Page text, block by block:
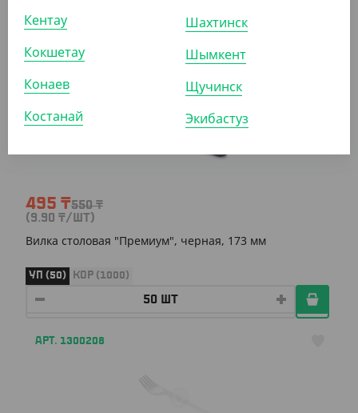
495 ₸550₸
(9.90 ₸/ШТ)
Вилка столовая "Премиум", черная, 173 мм
УП (50) КОР (1000)
АРТ. 1300208
Кентау
Кокшетау
Конаев
Костанай
Шахтинск
Шымкент
Щучинск
Экибастуз